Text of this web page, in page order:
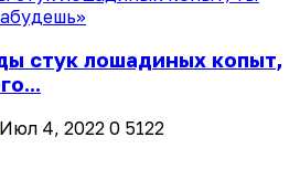
стук лошадиных копыт,
Июл 4, 2022 0 5122